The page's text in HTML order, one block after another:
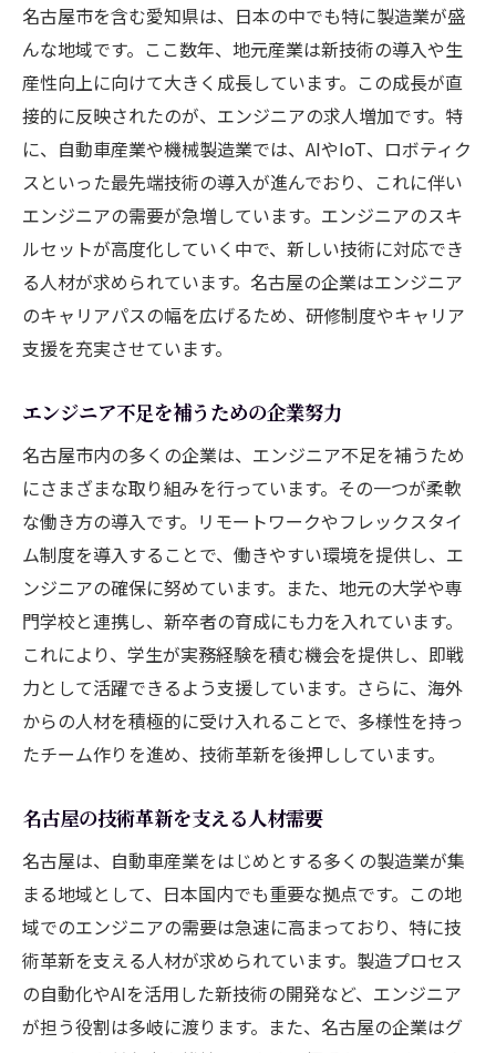
名古屋市を含む愛知県は、日本の中でも特に製造業が盛
んな地域です。ここ数年、地元産業は新技術の導入や生
産性向上に向けて大きく成長しています。この成長が直
接的に反映されたのが、エンジニアの求人増加です。特
に、自動車産業や機械製造業では、AIやIoT、ロボティク
スといった最先端技術の導入が進んでおり、これに伴い
エンジニアの需要が急増しています。エンジニアのスキ
ルセットが高度化していく中で、新しい技術に対応でき
る人材が求められています。名古屋の企業はエンジニア
のキャリアパスの幅を広げるため、研修制度やキャリア
支援を充実させています。
エンジニア不足を補うための企業努力
名古屋市内の多くの企業は、エンジニア不足を補うため
にさまざまな取り組みを行っています。その一つが柔軟
な働き方の導入です。リモートワークやフレックスタイ
ム制度を導入することで、働きやすい環境を提供し、エ
ンジニアの確保に努めています。また、地元の大学や専
門学校と連携し、新卒者の育成にも力を入れています。
これにより、学生が実務経験を積む機会を提供し、即戦
力として活躍できるよう支援しています。さらに、海外
からの人材を積極的に受け入れることで、多様性を持っ
たチーム作りを進め、技術革新を後押ししています。
名古屋の技術革新を支える人材需要
名古屋は、自動車産業をはじめとする多くの製造業が集
まる地域として、日本国内でも重要な拠点です。この地
域でのエンジニアの需要は急速に高まっており、特に技
術革新を支える人材が求められています。製造プロセス
の自動化やAIを活用した新技術の開発など、エンジニア
が担う役割は多岐に渡ります。また、名古屋の企業はグ